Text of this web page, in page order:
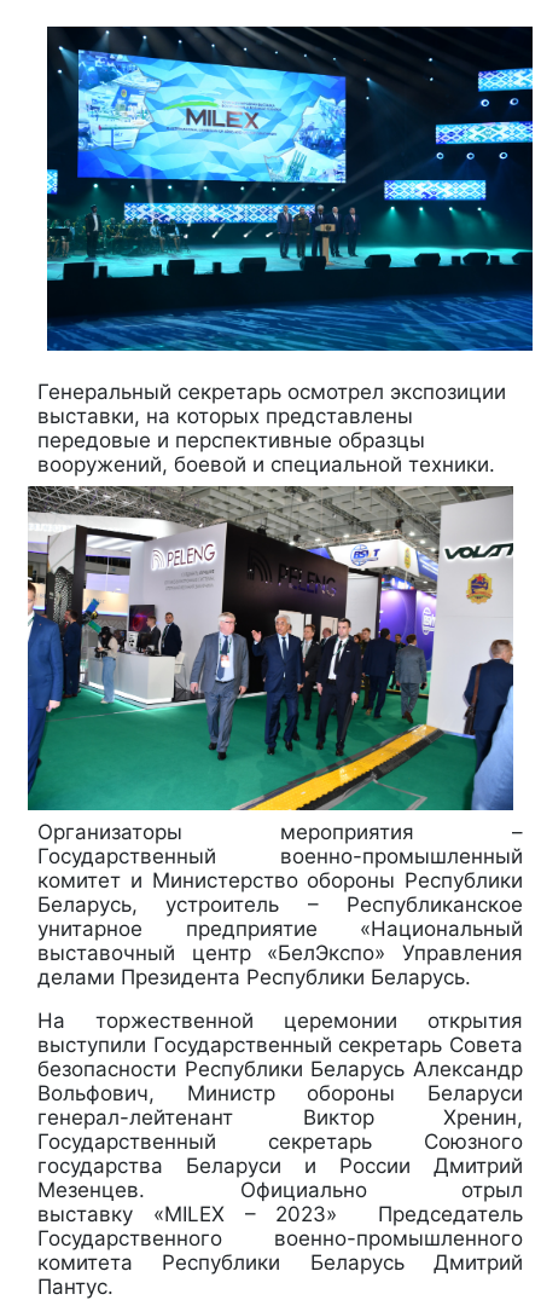
Генеральный секретарь осмотрел экспозиции
выставки, на которых представлены
передовые и перспективные образцы
вооружений, боевой и специальной техники.
Организаторы мероприятия –
Государственный военно-промышленный
комитет и Министерство обороны Республики
Беларусь, устроитель – Республиканское
унитарное предприятие «Национальный
выставочный центр «БелЭкспо» Управления
делами Президента Республики Беларусь.
На торжественной церемонии открытия
выступили Государственный секретарь Совета
безопасности Республики Беларусь Александр
Вольфович, Министр обороны Беларуси
генерал-лейтенант Виктор Хренин,
Государственный секретарь Союзного
государства Беларуси и России Дмитрий
Мезенцев. Официально отрыл
выставку «MILEX – 2023» Председатель
Государственного военно-промышленного
комитета Республики Беларусь Дмитрий
Пантус.